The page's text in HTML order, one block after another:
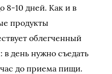
8-10 дней. Как и в
продукты
облегченный
в день нужно съедать
час до приема пищи.